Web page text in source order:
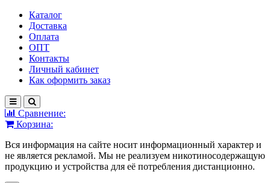
Каталог
Доставка
Оплата
ОПТ
Контакты
Личный кабинет
Как оформить заказ
Сравнение:
Корзина:
Вся информация на сайте носит информационный характер и
не является рекламой. Мы не реализуем никотиносодержащую
продукцию и устройства для её потребления дистанционно.